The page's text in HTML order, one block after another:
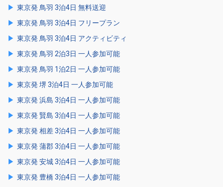
東京発 鳥羽 3泊4日 無料送迎
東京発 鳥羽 3泊4日 フリープラン
東京発 鳥羽 3泊4日 アクティビティ
東京発 鳥羽 2泊3日 一人参加可能
東京発 鳥羽 1泊2日 一人参加可能
東京発 堺 3泊4日 一人参加可能
東京発 浜島 3泊4日 一人参加可能
東京発 賢島 3泊4日 一人参加可能
東京発 相差 3泊4日 一人参加可能
東京発 蒲郡 3泊4日 一人参加可能
東京発 安城 3泊4日 一人参加可能
東京発 豊橋 3泊4日 一人参加可能